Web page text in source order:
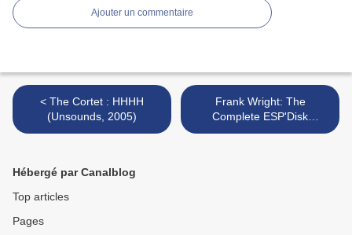
Ajouter un commentaire
< The Cortet : HHHH
(Unsounds, 2005)
Frank Wright: The
Complete ESP'Disk
Recordings (ESP - 2005) >
Hébergé par Canalblog
Top articles
Pages